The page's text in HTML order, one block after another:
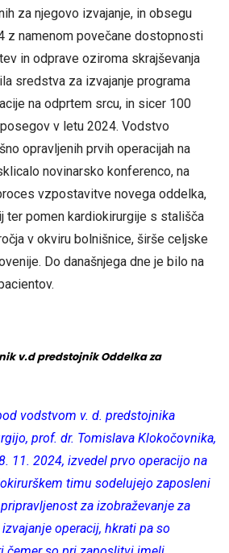
za njegovo izvajanje, in obsegu
z namenom povečane dostopnosti
in odprave oziroma skrajševanja
sredstva za izvajanje programa
na odprtem srcu, in sicer 100
v letu 2024. Vodstvo
opravljenih prvih operacijah na
novinarsko konferenco, na
vzpostavitve novega oddelka,
ter pomen kardiokirurgije s stališča
v okviru bolnišnice, širše celjske
Do današnjega dne je bilo na
v.d predstojnik Oddelka za
vodstvom v. d. predstojnika
prof. dr. Tomislava Klokočovnika,
11. 2024, izvedel prvo operacijo na
timu sodelujejo zaposleni
za izobraževanje za
operacij, hkrati pa so